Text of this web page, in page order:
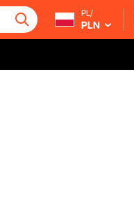
PL/
PLN